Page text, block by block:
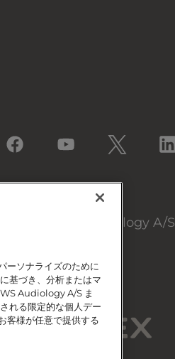
© 2026, WS Audiology A/S
ーソナライズのために
基づき、分析またはマ
Audiology A/S ま
れる限定的な個人デー
客様が任意で提供する